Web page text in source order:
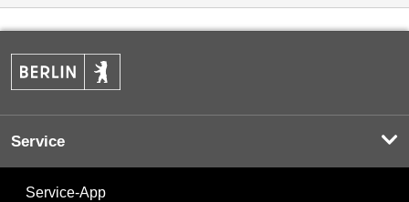
Service
Service-App